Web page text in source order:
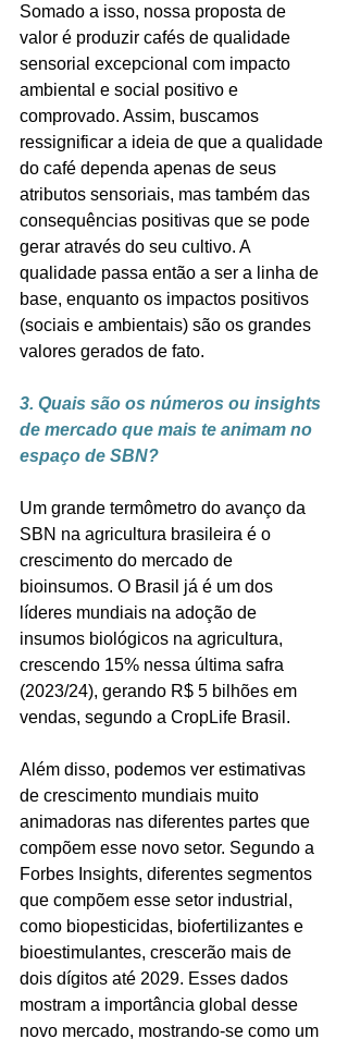
Somado a isso, nossa proposta de
valor é produzir cafés de qualidade
sensorial excepcional com impacto
ambiental e social positivo e
comprovado. Assim, buscamos
ressignificar a ideia de que a qualidade
do café dependa apenas de seus
atributos sensoriais, mas também das
consequências positivas que se pode
gerar através do seu cultivo. A
qualidade passa então a ser a linha de
base, enquanto os impactos positivos
(sociais e ambientais) são os grandes
valores gerados de fato.
3. Quais são os números ou insights
de mercado que mais te animam no
espaço de SBN?
Um grande termômetro do avanço da
SBN na agricultura brasileira é o
crescimento do mercado de
bioinsumos. O Brasil já é um dos
líderes mundiais na adoção de
insumos biológicos na agricultura,
crescendo 15% nessa última safra
(2023/24), gerando R$ 5 bilhões em
vendas, segundo a CropLife Brasil.
Além disso, podemos ver estimativas
de crescimento mundiais muito
animadoras nas diferentes partes que
compõem esse novo setor. Segundo a
Forbes Insights, diferentes segmentos
que compõem esse setor industrial,
como biopesticidas, biofertilizantes e
bioestimulantes, crescerão mais de
dois dígitos até 2029. Esses dados
mostram a importância global desse
novo mercado, mostrando-se como um